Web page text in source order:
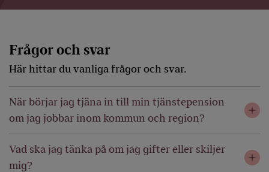
Frågor och svar
Här hittar du vanliga frågor och svar.
När börjar jag tjäna in till min tjänstepension
om jag jobbar inom kommun och region?
Vad ska jag tänka på om jag gifter eller skiljer
mig?